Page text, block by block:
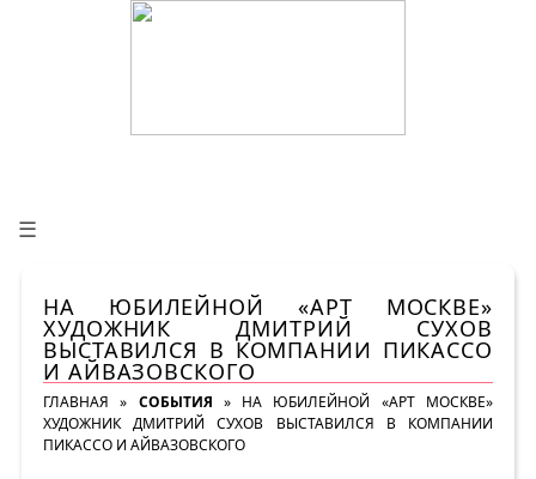
☰
НА ЮБИЛЕЙНОЙ «АРТ МОСКВЕ»
ХУДОЖНИК ДМИТРИЙ СУХОВ
ВЫСТАВИЛСЯ В КОМПАНИИ ПИКАССО
И АЙВАЗОВСКОГО
ГЛАВНАЯ » СОБЫТИЯ » НА ЮБИЛЕЙНОЙ «АРТ МОСКВЕ»
ХУДОЖНИК ДМИТРИЙ СУХОВ ВЫСТАВИЛСЯ В КОМПАНИИ
ПИКАССО И АЙВАЗОВСКОГО